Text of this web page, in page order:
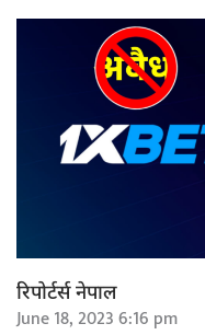
रिपोर्टर्स नेपाल
June 18, 2023 6:16 pm